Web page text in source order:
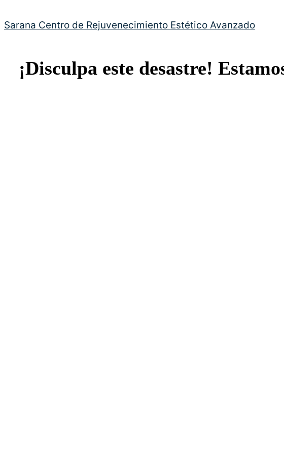
Sarana Centro de Rejuvenecimiento Estético Avanzado
¡Disculpa este desastre!